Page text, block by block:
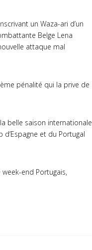
un Waza-ari d’un
Belge Lena
attaque mal
pénalité qui la prive de
belle saison internationale
et du Portugal
end Portugais,